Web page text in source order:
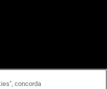
concorda